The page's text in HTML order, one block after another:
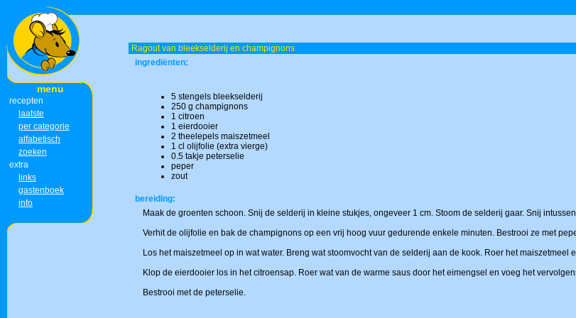
menu
recepten
laatste
per categorie
alfabetisch
zoeken
extra
links
gastenboek
info
Ragout van bleekselderij en champignons
ingrediënten:
5 stengels bleekselderij
250 g champignons
1 citroen
1 eierdooier
2 theelepels maiszetmeel
1 cl olijfolie (extra vierge)
0.5 takje peterselie
peper
zout
bereiding:
Maak de groenten schoon. Snij de selderij in kleine stukjes, ongeveer 1 cm. Stoom de selderij gaar. Snij
Verhit de olijfolie en bak de champignons op een vrij hoog vuur gedurende enkele minuten. Bestrooi ze met
Los het maiszetmeel op in wat water. Breng wat stoomvocht van de selderij aan de kook. Roer het maiszetmeel
Klop de eierdooier los in het citroensap. Roer wat van de warme saus door het eimengsel en voeg het
Bestrooi met de peterselie.